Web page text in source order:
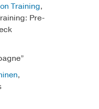
Training,
Pre-
,